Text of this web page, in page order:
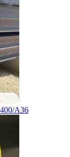
A36